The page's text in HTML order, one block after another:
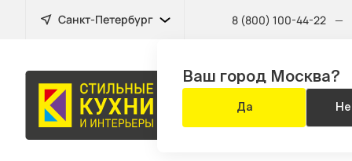
Ваш город Москва?
Да
Санкт-Петербург 8 (800) 100-44-22 —
МЕБЕЛЬ
ДЛЯ ВСЕГО